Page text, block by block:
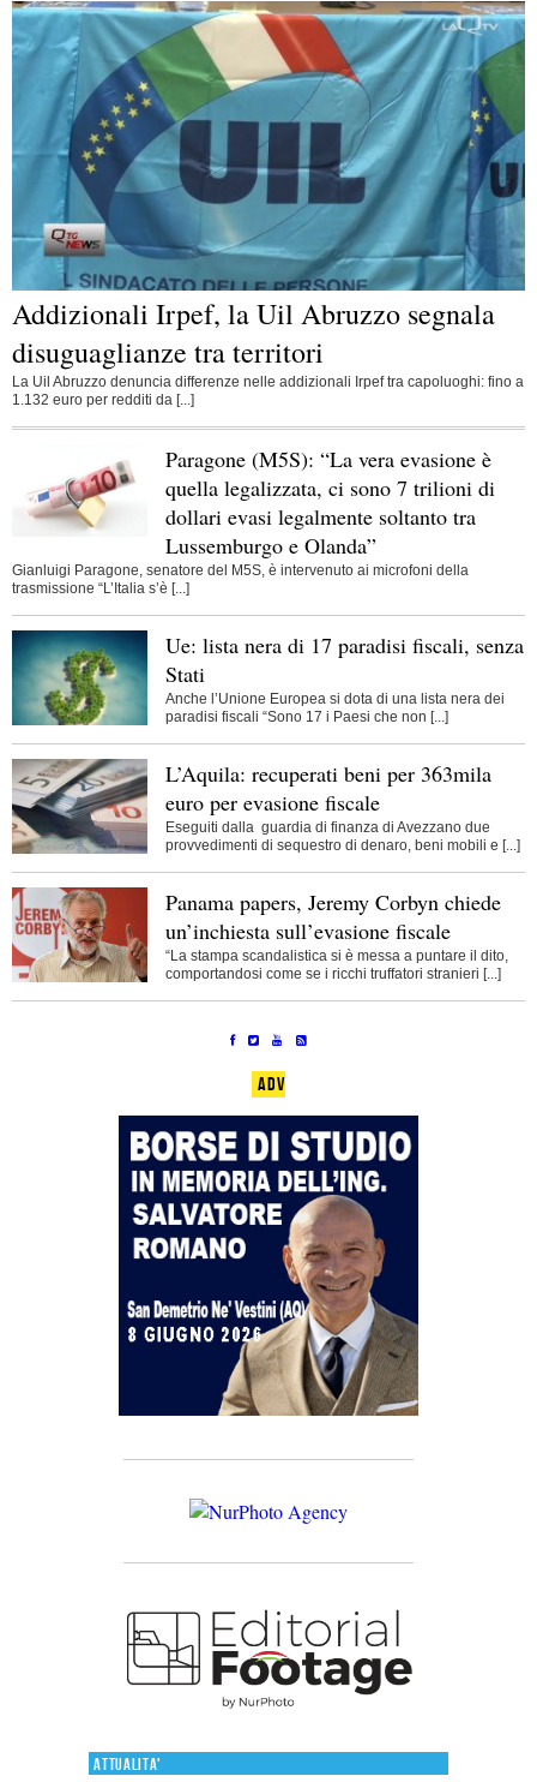
Addizionali Irpef, la Uil Abruzzo segnala
disuguaglianze tra territori
La Uil Abruzzo denuncia differenze nelle addizionali Irpef tra capoluoghi: fino a
1.132 euro per redditi da [...]
Paragone (M5S): “La vera evasione è
quella legalizzata, ci sono 7 trilioni di
dollari evasi legalmente soltanto tra
Lussemburgo e Olanda”
Gianluigi Paragone, senatore del M5S, è intervenuto ai microfoni della
trasmissione “L’Italia s’è [...]
Ue: lista nera di 17 paradisi fiscali, senza
Stati
Anche l’Unione Europea si dota di una lista nera dei
paradisi fiscali “Sono 17 i Paesi che non [...]
L’Aquila: recuperati beni per 363mila
euro per evasione fiscale
Eseguiti dalla guardia di finanza di Avezzano due
provvedimenti di sequestro di denaro, beni mobili e [...]
Panama papers, Jeremy Corbyn chiede
un’inchiesta sull’evasione fiscale
“La stampa scandalistica si è messa a puntare il dito,
comportandosi come se i ricchi truffatori stranieri [...]
ADV
Attualita'